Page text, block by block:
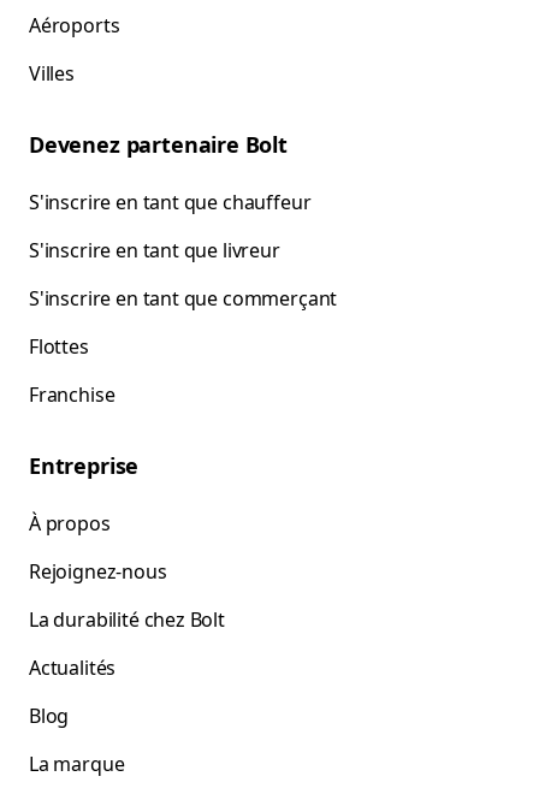
Aéroports
Villes
Devenez partenaire Bolt
S'inscrire en tant que chauffeur
S'inscrire en tant que livreur
S'inscrire en tant que commerçant
Flottes
Franchise
Entreprise
À propos
Rejoignez-nous
La durabilité chez Bolt
Actualités
Blog
La marque